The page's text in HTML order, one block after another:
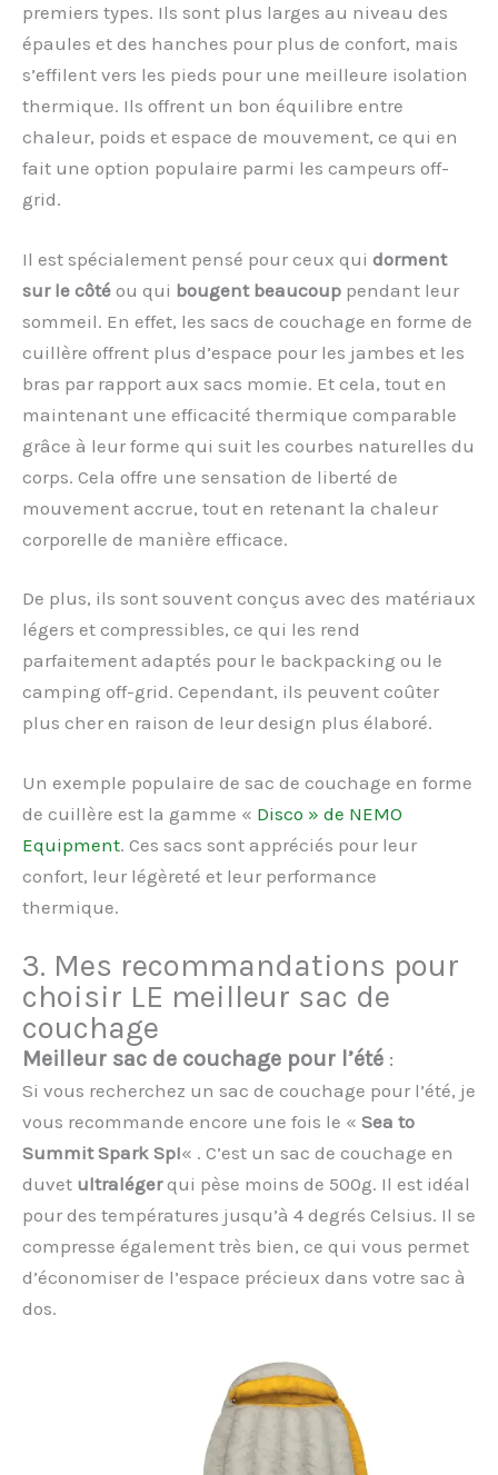
premiers types. Ils sont plus larges au niveau des
épaules et des hanches pour plus de confort, mais
s’effilent vers les pieds pour une meilleure isolation
thermique. Ils offrent un bon équilibre entre
chaleur, poids et espace de mouvement, ce qui en
fait une option populaire parmi les campeurs off-
grid.
Il est spécialement pensé pour ceux qui dorment
sur le côté ou qui bougent beaucoup pendant leur
sommeil. En effet, les sacs de couchage en forme de
cuillère offrent plus d’espace pour les jambes et les
bras par rapport aux sacs momie. Et cela, tout en
maintenant une efficacité thermique comparable
grâce à leur forme qui suit les courbes naturelles du
corps. Cela offre une sensation de liberté de
mouvement accrue, tout en retenant la chaleur
corporelle de manière efficace.
De plus, ils sont souvent conçus avec des matériaux
légers et compressibles, ce qui les rend
parfaitement adaptés pour le backpacking ou le
camping off-grid. Cependant, ils peuvent coûter
plus cher en raison de leur design plus élaboré.
Un exemple populaire de sac de couchage en forme
de cuillère est la gamme « Disco » de NEMO
Equipment. Ces sacs sont appréciés pour leur
confort, leur légèreté et leur performance
thermique.
3. Mes recommandations pour
choisir LE meilleur sac de
couchage
Meilleur sac de couchage pour l’été :
Si vous recherchez un sac de couchage pour l’été, je
vous recommande encore une fois le « Sea to
Summit Spark SpI« . C’est un sac de couchage en
duvet ultralégerqui pèse moins de 500g. Il est idéal
pour des températures jusqu’à 4 degrés Celsius. Il se
compresse également très bien, ce qui vous permet
d’économiser de l’espace précieux dans votre sac à
dos.